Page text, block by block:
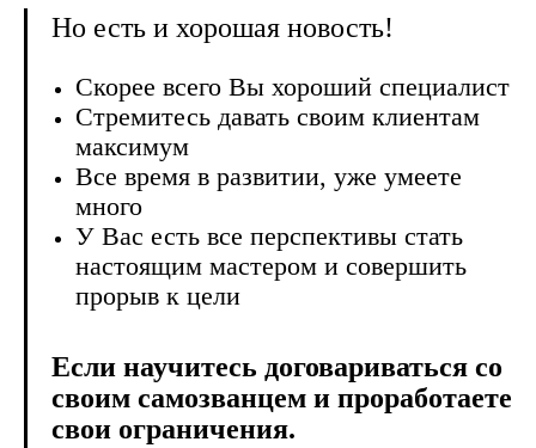
Но есть и хорошая новость!
Скорее всего Вы хороший специалист
Стремитесь давать своим клиентам
максимум
Все время в развитии, уже умеете
много
У Вас есть все перспективы стать
настоящим мастером и совершить
прорыв к цели
Если научитесь договариваться со
своим самозванцем и проработаете
свои ограничения.